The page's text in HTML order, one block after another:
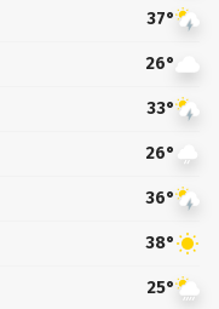
37°
26°
33°
26°
36°
38°
25°